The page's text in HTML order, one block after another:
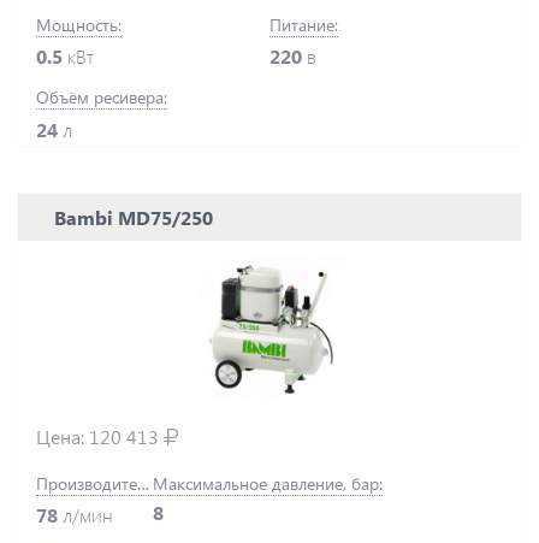
Мощность:
0.5 кВт
Питание:
220 в
Объём ресивера:
24 л
Bambi MD75/250
Цена: 120 413
Производительность:
78л/мин
Максимальное давление, бар:
8